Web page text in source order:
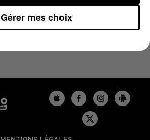
Gérer mes choix